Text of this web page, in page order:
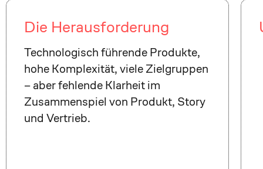
Die Herausforderung
Technologisch führende Produkte,
hohe Komplexität, viele Zielgruppen
– aber fehlende Klarheit im
Zusammenspiel von Produkt, Story
und Vertrieb.